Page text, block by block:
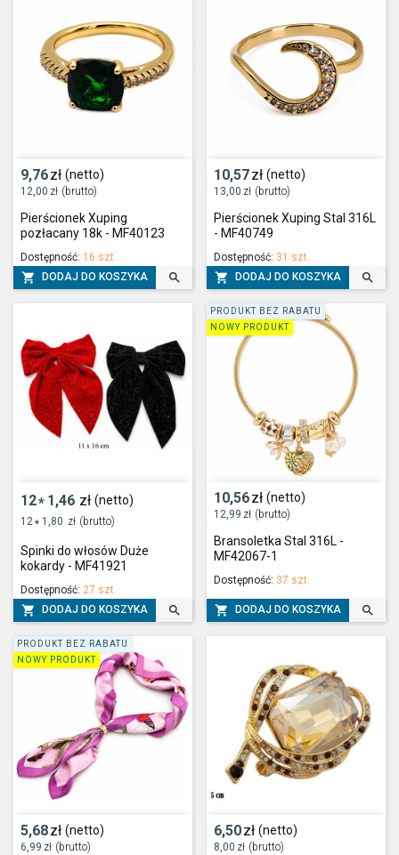
9,76zł (netto)
12,00 zł (brutto)
Pierścionek Xuping
pozłacany 18k - MF40123
Dostępność: 16 szt.
 DODAJ DO KOSZYKA 
10,57zł (netto)
13,00 zł (brutto)
Pierścionek Xuping Stal 316L
- MF40749
Dostępność: 31 szt.
 DODAJ DO KOSZYKA 
12* 1,46 zł (netto)
12* 1,80 zł (brutto)
Spinki do włosów Duże
kokardy - MF41921
Dostępność: 27 szt.
 DODAJ DO KOSZYKA 
10,56zł (netto)
12,99 zł (brutto)
Bransoletka Stal 316L -
MF42067-1
Dostępność: 37 szt.
 DODAJ DO KOSZYKA 
PRODUKT BEZ RABATU
NOWY PRODUKT
5,68zł (netto)
6,99 zł (brutto)
PRODUKT BEZ RABATU
NOWY PRODUKT
6,50zł (netto)
8,00 zł (brutto)